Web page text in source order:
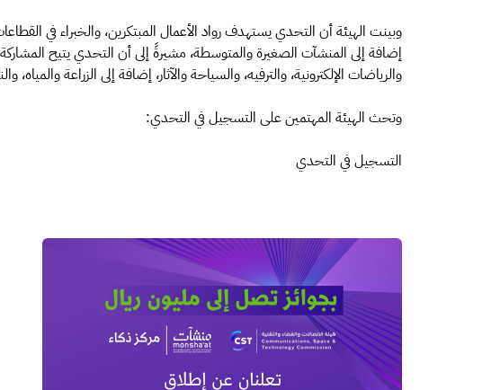
وبينت الهيئة أن التحدي يستهدف رواد الأعمال المبتكرين، والخبراء في
إضافة إلى المنشآت الصغيرة والمتوسطة، مشيرةً إلى أن التحدي يتيح
والرياضات الإلكترونية، والترفيه، والسياحة والآثار، إضافة إلى الزراعة
وتحث الهيئة المهتمين على التسجيل في التحدي:
التسجيل في التحدي